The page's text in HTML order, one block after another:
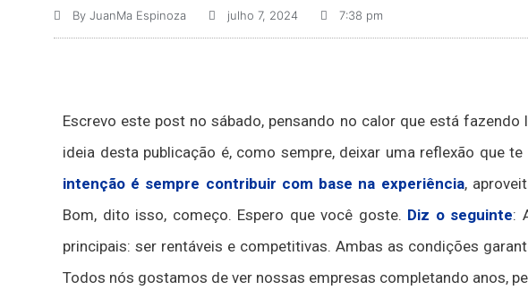
By JuanMa Espinoza julho 7, 2024 7:38 pm
Escrevo este post no sábado, pensando no calor que está
ideia desta publicação é, como sempre, deixar uma reflexão que
intenção é sempre contribuir com base na experiência,
Bom, dito isso, começo. Espero que você goste. Diz o seguinte:
principais: ser rentáveis e competitivas. Ambas as condições
Todos nós gostamos de ver nossas empresas completando anos,